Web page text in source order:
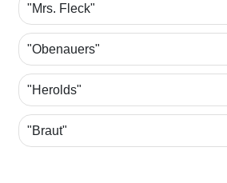
"Mrs. Fleck"
"Obenauers"
"Herolds"
"Braut"